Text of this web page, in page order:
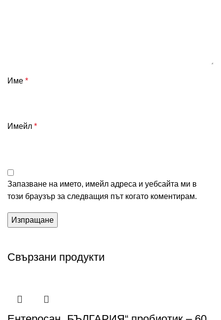
Име *
Имейл *
Запазване на името, имейл адреса и уебсайта ми в
този браузър за следващия път когато коментирам.
Свързани продукти